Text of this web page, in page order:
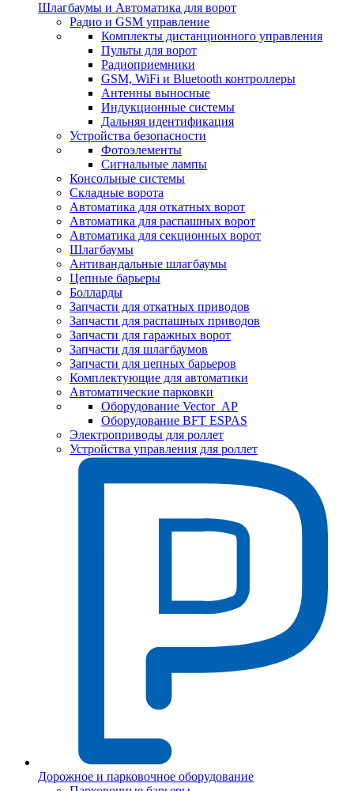
Шлагбаумы и Автоматика для ворот
Радио и GSM управление
Комплекты дистанционного управления
Пульты для ворот
Радиоприемники
GSM, WiFi и Bluetooth контроллеры
Антенны выносные
Индукционные системы
Дальняя идентификация
Устройства безопасности
Фотоэлементы
Сигнальные лампы
Консольные системы
Складные ворота
Автоматика для откатных ворот
Автоматика для распашных ворот
Автоматика для секционных ворот
Шлагбаумы
Антивандальные шлагбаумы
Цепные барьеры
Болларды
Запчасти для откатных приводов
Запчасти для распашных приводов
Запчасти для гаражных ворот
Запчасти для шлагбаумов
Запчасти для цепных барьеров
Комплектующие для автоматики
Автоматические парковки
Оборудование Vector_AP
Оборудование BFT ESPAS
Электроприводы для роллет
Устройства управления для роллет
Дорожное и парковочное оборудование